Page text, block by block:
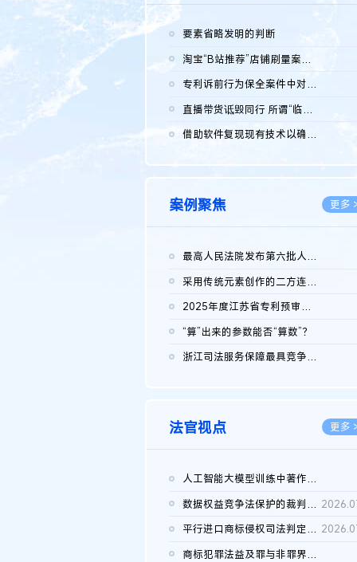
要素省略发明的判断
淘宝“B站推荐”店铺刷量案维持原判，两被告连带赔偿150万元
专利诉前行为保全案件中对仿制药申请人曾作出三类声明的考量及违...
直播带货诋毁同行 所谓“临场发挥”不免责
借助软件复现现有技术以确认相关参数特征是否被公开
案例聚焦 更多
最高人民法院发布第六批人民法院种业知识产权司法保护典型案例 含...
采用传统元素创作的二方连续装饰图案作品的独创性及侵权对比认定
2025年度江苏省专利预审典型案例
“算”出来的参数能否“算数”？
浙江司法服务保障最具竞争力营商环境建设典型案例（第二批）含侵...
法官视点 更多
人工智能大模型训练中著作权的合理使用
数据权益竞争法保护的裁判路径构建
平行进口商标侵权司法判定规则的困境与纾解
商标犯罪法益及罪与非罪界限研究